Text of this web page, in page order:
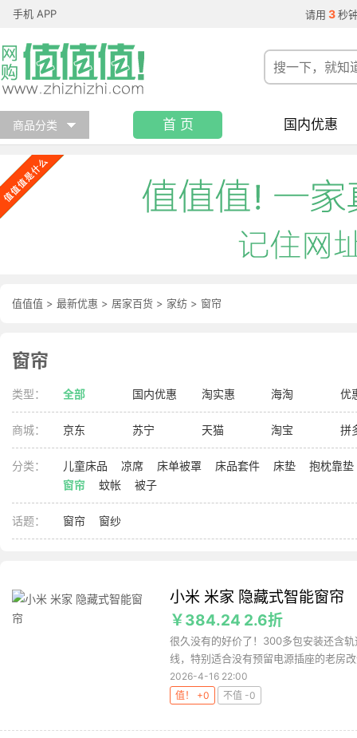
手机 APP 请用 3 秒
商品分类 首 页 国内优惠
值值值 > 最新优惠 > 居家百货 > 家纺 > 窗帘
窗帘
类型： 全部 国内优惠 淘实惠 海淘 优
商城： 京东 苏宁 天猫 淘宝 拼
分类： 儿童床品 凉席 床单被罩 床品套件 床垫
抱枕靠垫
窗帘
蚊帐 被子
话题： 窗帘 窗纱
小米 米家 隐藏式智能窗帘
￥384.24 2.6折
很久没有的好价了！300多包安装还含
线，特别适合没有预留电源插座的老房
2026-4-16 22:00
值！ +0
不值 -0